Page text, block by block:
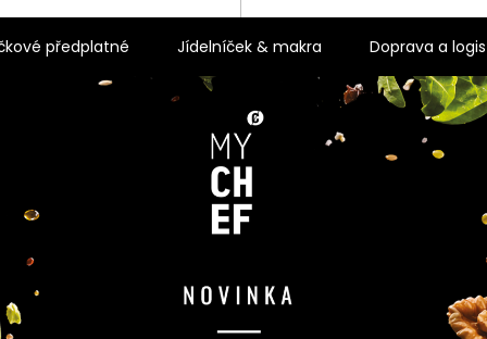
předplatné Jídelníček & makra Doprava a